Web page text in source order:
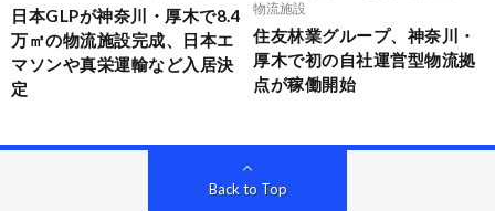
日本GLPが神奈川・厚木で8.4
万㎡の物流施設完成、日本エ
マソンや真栄運輸など入居決
定
物流施設
住友林業グループ、神奈川・
厚木で初の自社運営型物流拠
点が稼働開始
Back to Top